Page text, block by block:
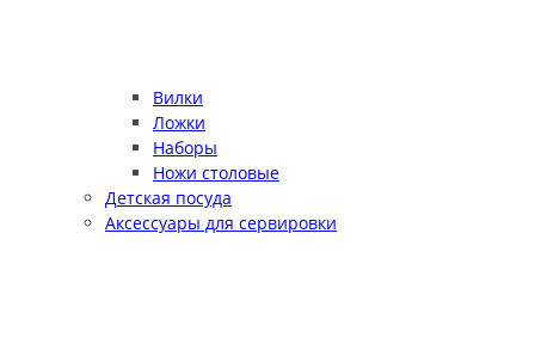
Вилки
Ложки
Наборы
Ножи столовые
Детская посуда
Аксессуары для сервировки